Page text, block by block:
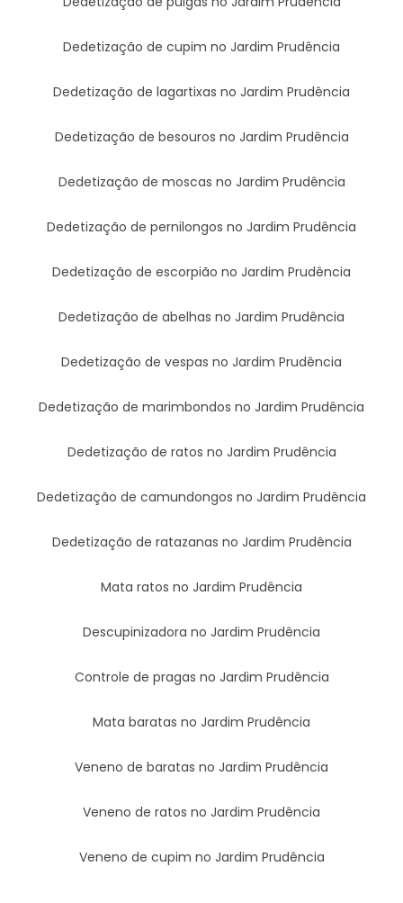
Dedetização de cupim no Jardim Prudência
Dedetização de lagartixas no Jardim Prudência
Dedetização de besouros no Jardim Prudência
Dedetização de moscas no Jardim Prudência
Dedetização de pernilongos no Jardim Prudência
Dedetização de escorpião no Jardim Prudência
Dedetização de abelhas no Jardim Prudência
Dedetização de vespas no Jardim Prudência
Dedetização de marimbondos no Jardim Prudência
Dedetização de ratos no Jardim Prudência
Dedetização de camundongos no Jardim Prudência
Dedetização de ratazanas no Jardim Prudência
Mata ratos no Jardim Prudência
Descupinizadora no Jardim Prudência
Controle de pragas no Jardim Prudência
Mata baratas no Jardim Prudência
Veneno de baratas no Jardim Prudência
Veneno de ratos no Jardim Prudência
Veneno de cupim no Jardim Prudência